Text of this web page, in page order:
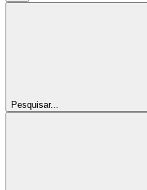
Pesquisar...